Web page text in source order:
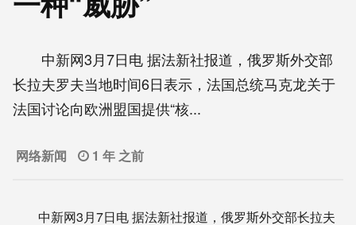
中新网3月7日电 据法新社报道，俄罗斯外交部
长拉夫罗夫当地时间6日表示，法国总统马克龙关于
法国讨论向欧洲盟国提供“核...
网络新闻 1 年 之前
中新网3月7日电 据法新社报道，俄罗斯外交部长拉夫